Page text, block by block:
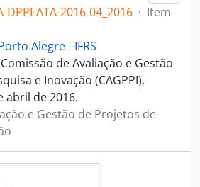
DPPI-ATA-2016-04_2016 · Item
Alegre - IFRS
de Avaliação e Gestão
e Inovação (CAGPPI),
abril de 2016.
e Gestão de Projetos de